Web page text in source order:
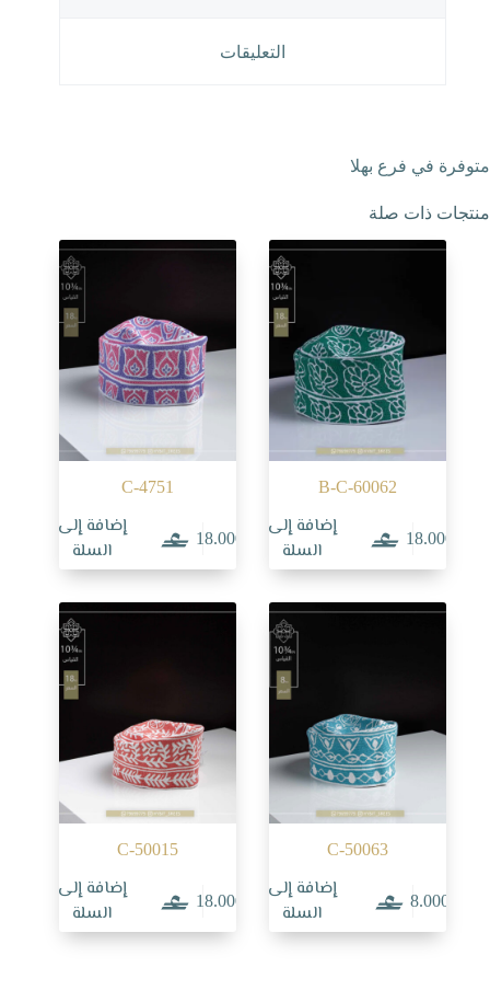
التعليقات
متوفرة في فرع بهلا
منتجات ذات صلة
B-C-60062
18.000
إضافة إلى
السلة
C-4751
18.000
إضافة إلى
السلة
C-50063
8.000
إضافة إلى
السلة
C-50015
18.000
إضافة إلى
السلة